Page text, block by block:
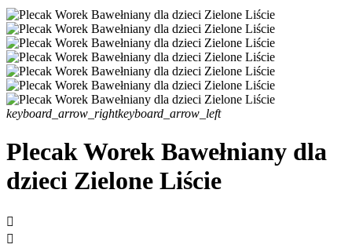
keyboard_arrow_rightkeyboard_arrow_left
Plecak Worek Bawełniany dla
dzieci Zielone Liście

